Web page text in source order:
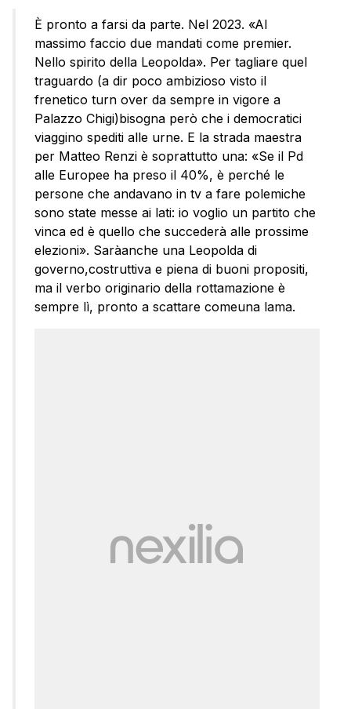
È pronto a farsi da parte. Nel 2023. «Al
massimo faccio due mandati come premier.
Nello spirito della Leopolda». Per tagliare quel
traguardo (a dir poco ambizioso visto il
frenetico turn over da sempre in vigore a
Palazzo Chigi)bisogna però che i democratici
viaggino spediti alle urne. E la strada maestra
per Matteo Renzi è soprattutto una: «Se il Pd
alle Europee ha preso il 40%, è perché le
persone che andavano in tv a fare polemiche
sono state messe ai lati: io voglio un partito che
vinca ed è quello che succederà alle prossime
elezioni». Saràanche una Leopolda di
governo,costruttiva e piena di buoni propositi,
ma il verbo originario della rottamazione è
sempre lì, pronto a scattare comeuna lama.